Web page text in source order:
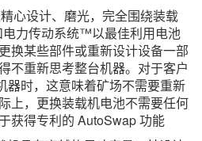
心设计、磨光，完全围绕装载
力传动系统™以最佳利用电池
换某些部件或重新设计设备一部
不重新思考整台机器。对于客户
器时，这意味着矿场不需要重新
上，更换装载机电池不需要任何
获得专利的 AutoSwap 功能